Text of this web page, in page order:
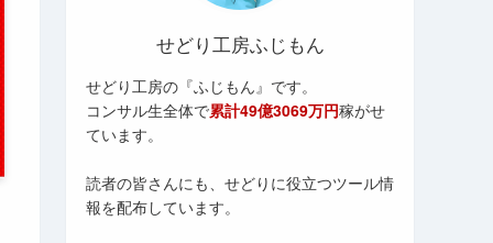
せどり工房ふじもん
せどり工房の『ふじもん』です。
コンサル生全体で累計49億3069万円稼がせ
ています。
読者の皆さんにも、せどりに役立つツール情
報を配布しています。